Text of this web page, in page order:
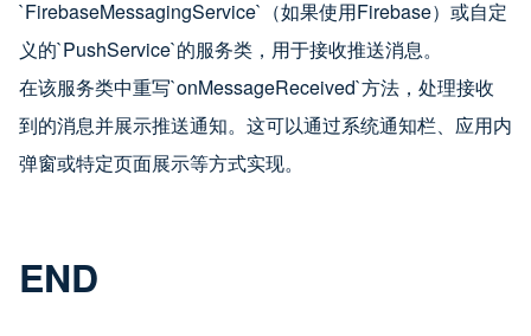
`FirebaseMessagingService`（如果使用Firebase）或自定
义的`PushService`的服务类，用于接收推送消息。
在该服务类中重写`onMessageReceived`方法，处理接收
到的消息并展示推送通知。这可以通过系统通知栏、应用内
弹窗或特定页面展示等方式实现。
END